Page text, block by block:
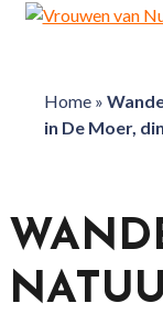
Home»
in De Moer,